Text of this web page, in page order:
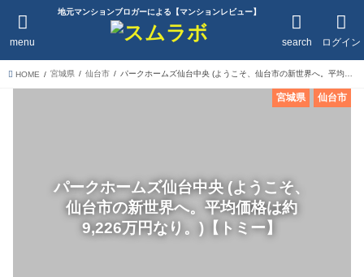
地元マンションブロガーによる【マンションレビュー】
ログイン
search
menu
HOME 宮城県 仙台市
パークホームズ仙台中央 (ようこそ、
仙台市の新世界へ。平均価格は約
9,226万円なり。)【トミー】
仙台市
宮城県